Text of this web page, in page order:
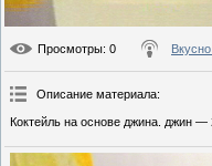
Просмотры: 0
Описание материала:
Коктейль на основе джина. джин